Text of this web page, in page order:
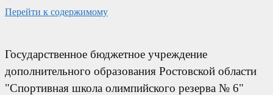
Перейти к содержимому
Государственное бюджетное учреждение
дополнительного образования Ростовской области
"Спортивная школа олимпийского резерва № 6"